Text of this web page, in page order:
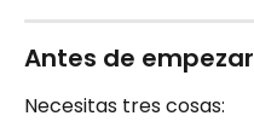
Antes de empezar
Necesitas tres cosas: